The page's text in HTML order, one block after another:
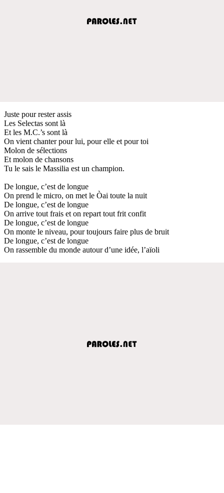
Juste pour rester assis
Les Selectas sont là
Et les M.C.’s sont là
On vient chanter pour lui, pour elle et pour toi
Molon de sélections
Et molon de chansons
Tu le sais le Massilia est un champion.
De longue, c’est de longue
On prend le micro, on met le Òai toute la nuit
De longue, c’est de longue
On arrive tout frais et on repart tout frit confit
De longue, c’est de longue
On monte le niveau, pour toujours faire plus de bruit
De longue, c’est de longue
On rassemble du monde autour d’une idée, l’aïoli